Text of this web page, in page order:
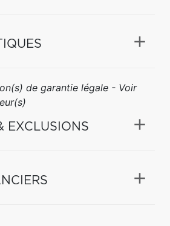
de garantie légale - Voir
EXCLUSIONS